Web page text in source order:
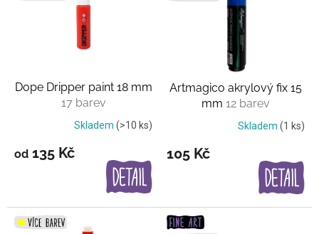
ů
Dope Dripper paint 18 mm
17 barev
Skladem (>10 ks)
od 135 Kč
Artmagico akrylový fix 15
mm 12 barev
Skladem (1 ks)
105 Kč